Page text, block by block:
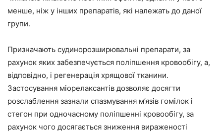
менше, ніж у інших препаратів, які належать до даної
групи.
Призначають судинорозширювальні препарати, за
рахунок яких забезпечується поліпшення кровообігу, а,
відповідно, і регенерація хрящової тканини.
Застосування міорелаксантів дозволяє досягти
розслаблення зазнали спазмування м’язів гомілок і
стегон при одночасному поліпшенні кровообігу, за
рахунок чого досягається зниження вираженості